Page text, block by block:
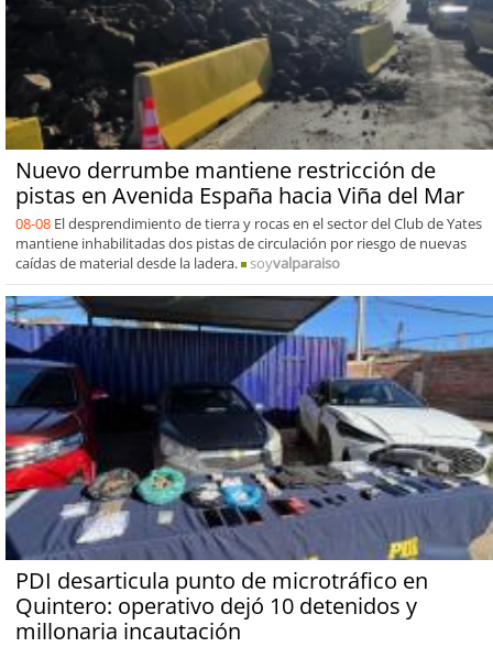
Nuevo derrumbe mantiene restricción de
pistas en Avenida España hacia Viña del Mar
08-08 El desprendimiento de tierra y rocas en el sector del Club de Yates
mantiene inhabilitadas dos pistas de circulación por riesgo de nuevas
caídas de material desde la ladera.
soyvalparaiso
PDI desarticula punto de microtráfico en
Quintero: operativo dejó 10 detenidos y
millonaria incautación